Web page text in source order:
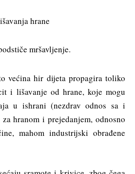
hrane
mršavljenje.
većina hir dijeta propagira toliko
i lišavanje od hrane, koje mogu
u ishrani (nezdrav odnos sa i
hranom i prejedanjem, odnosno
mahom industrijski obrađene